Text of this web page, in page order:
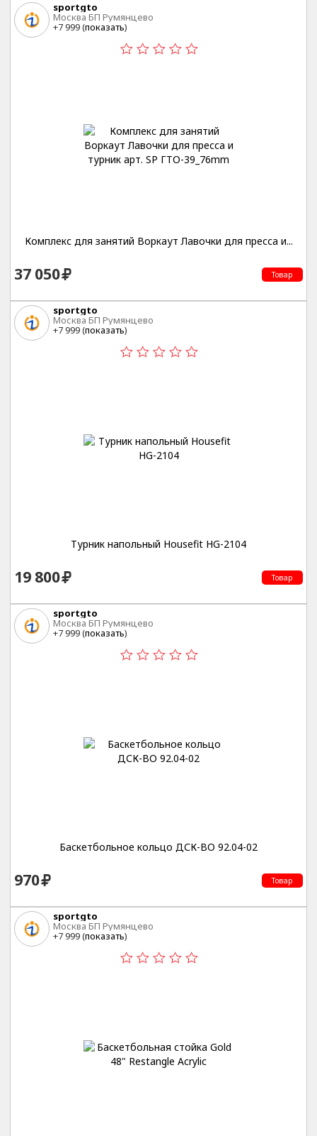
sportgto
Москва БП Румянцево
+7 999 (показать)
Комплекс для занятий Воркаут Лавочки для пресса и...
37 050 Товар
sportgto
Москва БП Румянцево
+7 999 (показать)
Турник напольный Housefit HG-2104
19 800 Товар
sportgto
Москва БП Румянцево
+7 999 (показать)
Баскетбольное кольцо ДСК-ВО 92.04-02
970 Товар
sportgto
Москва БП Румянцево
+7 999 (показать)